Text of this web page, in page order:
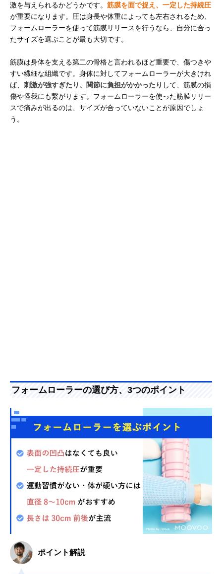
激を与えられるかどうかです。 筋膜を面で捉え、一定した持続圧
が重要になります。圧は身長や体重によっても左右されるため、
フォームローラーを使って筋膜リリースを行うなら、自分に合っ
たサイズを選ぶことが最も大切です。
筋膜は身体を支える第二の骨格と言われるほど重要で、傷つきや
すい繊細な組織です。身体に対してフォームローラーが大きけれ
ば、 刺激が強すぎたり、関節に負担がかかったり して、筋膜の損
傷や怪我にも繋がります。フォームローラーを使った筋膜リリー
スで痛みが出るのは、サイズが合っていないことが原因でしょ
う。
フォームローラーの選び方、3つのポイント
ポイント解説